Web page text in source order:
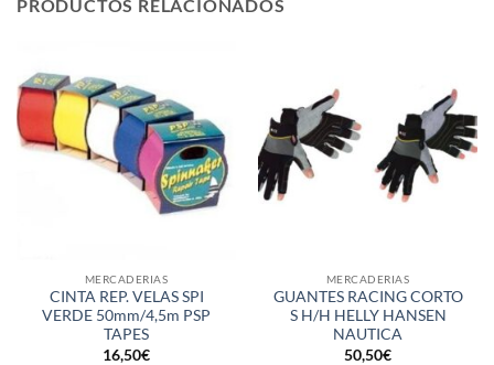
PRODUCTOS RELACIONADOS
MERCADERIAS
CINTA REP. VELAS SPI
VERDE 50mm/4,5m PSP
TAPES
16,50€
MERCADERIAS
GUANTES RACING CORTO
S H/H HELLY HANSEN
NAUTICA
50,50€